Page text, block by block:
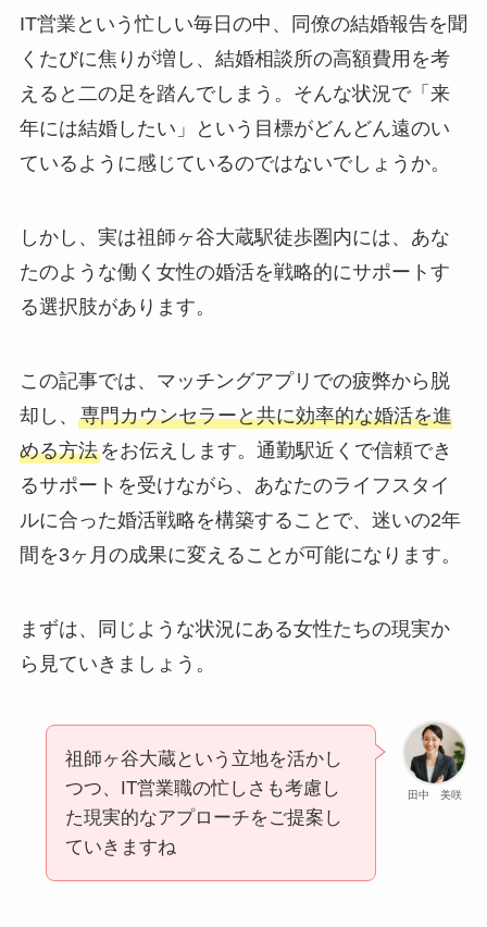
IT営業という忙しい毎日の中、同僚の結婚報告を聞
くたびに焦りが増し、結婚相談所の高額費用を考
えると二の足を踏んでしまう。そんな状況で「来
年には結婚したい」という目標がどんどん遠のい
ているように感じているのではないでしょうか。
しかし、実は祖師ヶ谷大蔵駅徒歩圏内には、あな
たのような働く女性の婚活を戦略的にサポートす
る選択肢があります。
この記事では、マッチングアプリでの疲弊から脱
却し、 専門カウンセラーと共に効率的な婚活を進
める方法をお伝えします。通勤駅近くで信頼でき
るサポートを受けながら、あなたのライフスタイ
ルに合った婚活戦略を構築することで、迷いの2年
間を3ヶ月の成果に変えることが可能になります。
まずは、同じような状況にある女性たちの現実か
ら見ていきましょう。
田中 美咲
祖師ヶ谷大蔵という立地を活かし
つつ、IT営業職の忙しさも考慮し
た現実的なアプローチをご提案し
ていきますね